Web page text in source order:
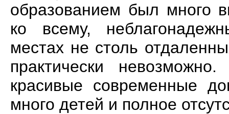
образованием был много
ко всему,
местах не столь
практически
красивые современные
много детей и полное